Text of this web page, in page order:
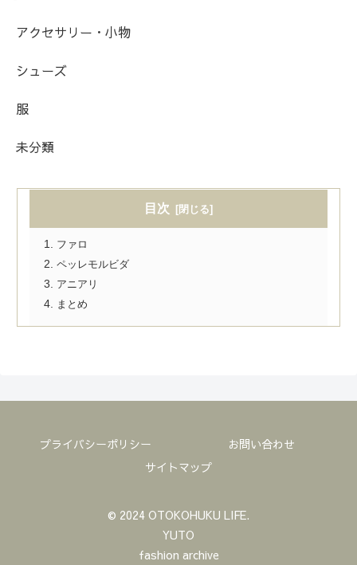
アクセサリー・小物
シューズ
服
未分類
目次
ファロ
ペッレモルビダ
アニアリ
まとめ
プライバシーポリシー
お問い合わせ
サイトマップ
© 2024 OTOKOHUKU LIFE.
YUTO
fashion archive